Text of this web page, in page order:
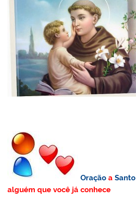
Oração aSanto
alguém que você já conhece